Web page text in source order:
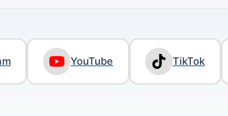
YouTube TikTok